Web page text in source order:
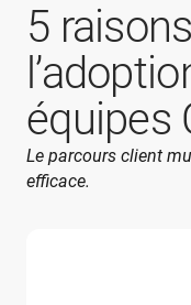
5
équipes
Le parcours client
efficace.